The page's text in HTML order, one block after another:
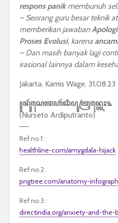
respons panikmembunuh
– Seorang guru besar teknik
memberikan jawaban
Proses Evolusi, karena
– Dan masih banyak lagi
irasional lainnya dalam
Jakarta, Kamis Wage, 31.08.23
꧋ꦤꦸꦂꦱꦺꦠꦲꦂꦢꦶꦥꦸꦠꦿꦤ꧀ꦠꦺꦴ꧉
(Nurseto Ardiputranto)
—–
Ref no.1 :
healthline-com/amygdala-hijack
Ref no.2 :
pngtree.com/anatomy-
Ref no.3 :
directindia.org/anxiety-and-the-